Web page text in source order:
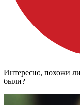
Интересно, похожи
были?